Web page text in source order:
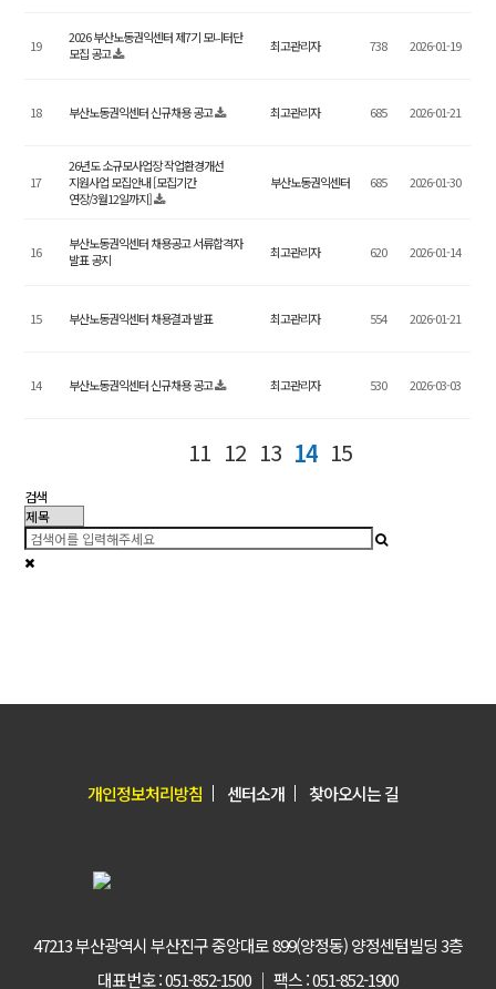
19
2026 부산노동권익센터 제7기 모니터단
모집 공고
최고관리자 738 2026-01-19
18 부산노동권익센터 신규채용 공고 최고관리자 685 2026-01-21
17
26년도 소규모사업장 작업환경개선
지원사업 모집안내 [모집기간
연장/3월12일까지]
부산노동권익센터 685 2026-01-30
16
부산노동권익센터 채용공고 서류합격자
발표 공지
최고관리자 620 2026-01-14
15 부산노동권익센터 채용결과 발표 최고관리자 554 2026-01-21
14 부산노동권익센터 신규채용 공고 최고관리자 530 2026-03-03
11 12 13 14 15
검색
개인정보처리방침 센터소개 찾아오시는 길
47213 부산광역시 부산진구 중앙대로 899(양정동) 양정센텀빌딩 3층
대표번호 : 051-852-1500 │ 팩스 : 051-852-1900